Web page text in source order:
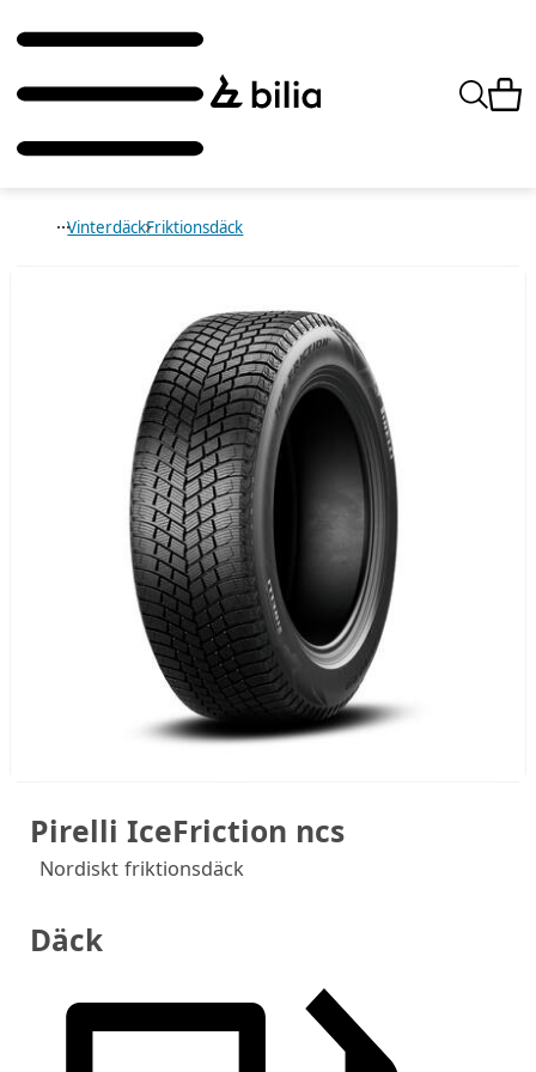
VinterdäckFriktionsdäck
Pirelli IceFriction ncs
Nordiskt friktionsdäck
Däck